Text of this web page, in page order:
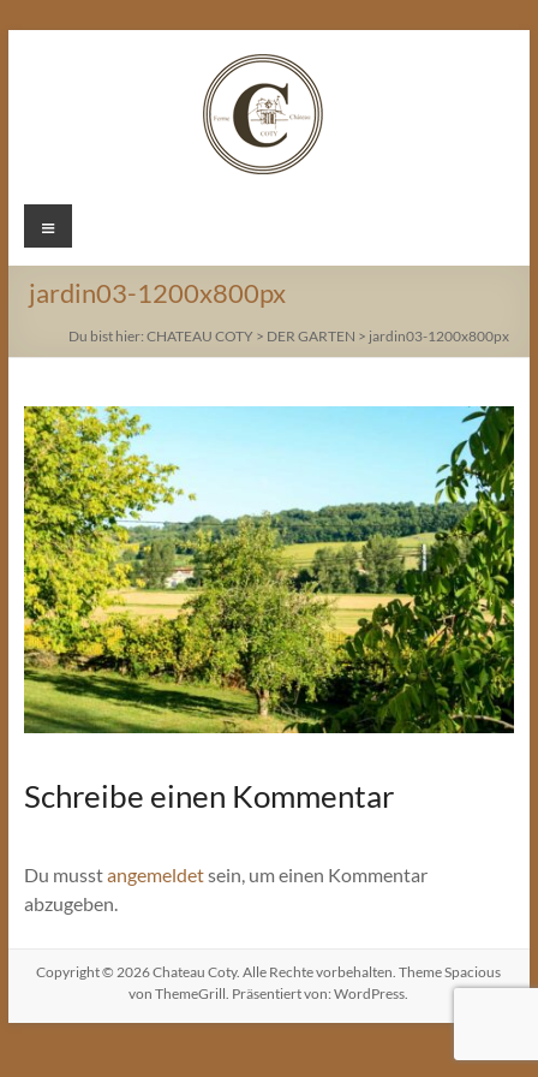
Chateau
Coty
Menü
jardin03-1200x800px
Du bist hier: CHATEAU COTY > DER GARTEN > jardin03-1200x800px
Schreibe einen Kommentar
Du musstangemeldetsein, um einen Kommentar
abzugeben.
Copyright © 2026Chateau Coty. Alle Rechte vorbehalten. ThemeSpacious
von ThemeGrill. Präsentiert von:WordPress.